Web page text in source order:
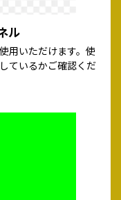
ル
用いただけます。使
ているかご確認くだ